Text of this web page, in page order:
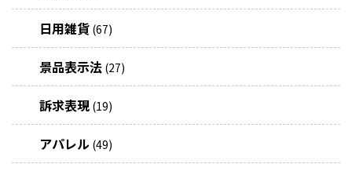
日用雑貨 (67)
景品表示法 (27)
訴求表現 (19)
アパレル (49)